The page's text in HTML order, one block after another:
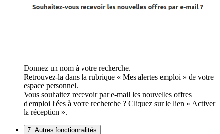
Donnez un nom à votre recherche.
Retrouvez-la dans la rubrique « Mes alertes emploi » de votre
espace personnel.
Vous souhaitez recevoir par e-mail les nouvelles offres
d'emploi liées à votre recherche ? Cliquez sur le lien « Activer
la réception ».
7. Autres fonctionnalités